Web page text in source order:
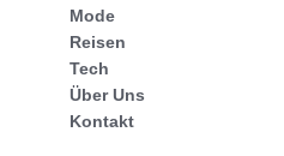
Mode
Reisen
Tech
Über Uns
Kontakt